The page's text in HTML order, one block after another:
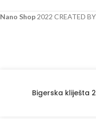
Nano Shop 2022 CREATED BY
Bigerska kliješta